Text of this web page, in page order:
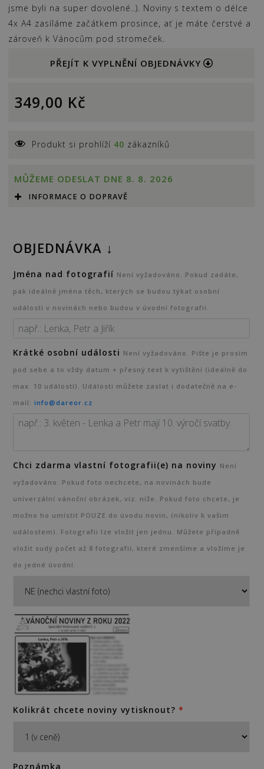
jsme byli na super dovolené..). Noviny s textem o délce
4x A4 zasíláme začátkem prosince, ať je máte čerstvé a
zároveň k Vánocům pod stromeček.
PŘEJÍT K VYPLNĚNÍ OBJEDNÁVKY
349,00 Kč
Produkt si prohlíží 40 zákazníků
MŮŽEME ODESLAT DNE 8. 8. 2026
INFORMACE O DOPRAVĚ
Výdejní místo (Na Obci 252, 393 01
Balíkovna
Zásilkovna
Balíkovna na adresu
EXPRESS Balíkovna na adresu
OBJEDNÁVKA ↓
Jména nad fotografií Není vyžadováno. Pokud zadáte,
pak ideálně jména těch, kterých se budou týkat osobní
události v novinách nebo budou v úvodní fotografii.
Krátké osobní události Není vyžadováno. Pište je prosím
pod sebe a to vždy datum + přesný text k vytištění (ideálně do
max. 10 událostí). Události můžete zaslat i dodatečně na e-
mail: info@dareor.cz
Chci zdarma vlastní fotografii(e) na noviny Není
vyžadováno. Pokud foto nechcete, na novinách bude
univerzální vánoční obrázek, viz. níže. Pokud foto chcete, je
možno ho umístit POUZE do úvodu novin, (nikoliv k vašim
událostem). Fotografii lze vložit jen jednu. Můžete případně
vložit sudý počet až 8 fotografií, které zmenšíme a vložíme je
do jedné úvodní.
Kolikrát chcete noviny vytisknout? *
Poznámka